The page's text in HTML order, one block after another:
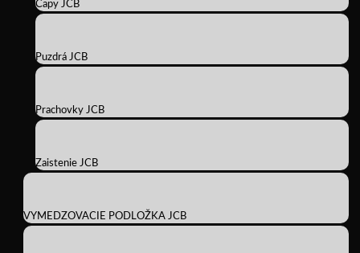
Čapy JCB
Puzdrá JCB
Prachovky JCB
Zaistenie JCB
VYMEDZOVACIE PODLOŽKA JCB